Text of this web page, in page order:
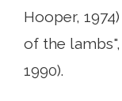
Hooper,
of the
1990).